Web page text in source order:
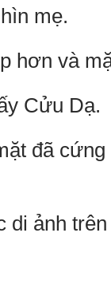
mẹ.
hơn và
Cửu Dạ.
đã cứng
ảnh